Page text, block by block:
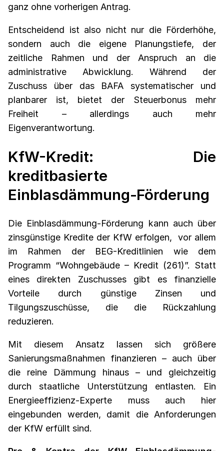
ganz ohne vorherigen Antrag.
Entscheidend ist also nicht nur die Förderhöhe,
sondern auch die eigene Planungstiefe, der
zeitliche Rahmen und der Anspruch an die
administrative Abwicklung. Während der
Zuschuss über das BAFA systematischer und
planbarer ist, bietet der Steuerbonus mehr
Freiheit – allerdings auch mehr
Eigenverantwortung.
KfW-Kredit: Die
kreditbasierte
Einblasdämmung‑Förderung
Die Einblasdämmung‑Förderung kann auch über
zinsgünstige Kredite der KfW erfolgen, vor allem
im Rahmen der BEG-Kreditlinien wie dem
Programm “Wohngebäude – Kredit (261)”. Statt
eines direkten Zuschusses gibt es finanzielle
Vorteile durch günstige Zinsen und
Tilgungszuschüsse, die die Rückzahlung
reduzieren.
Mit diesem Ansatz lassen sich größere
Sanierungsmaßnahmen finanzieren – auch über
die reine Dämmung hinaus – und gleichzeitig
durch staatliche Unterstützung entlasten. Ein
Energieeffizienz-Experte muss auch hier
eingebunden werden, damit die Anforderungen
der KfW erfüllt sind.